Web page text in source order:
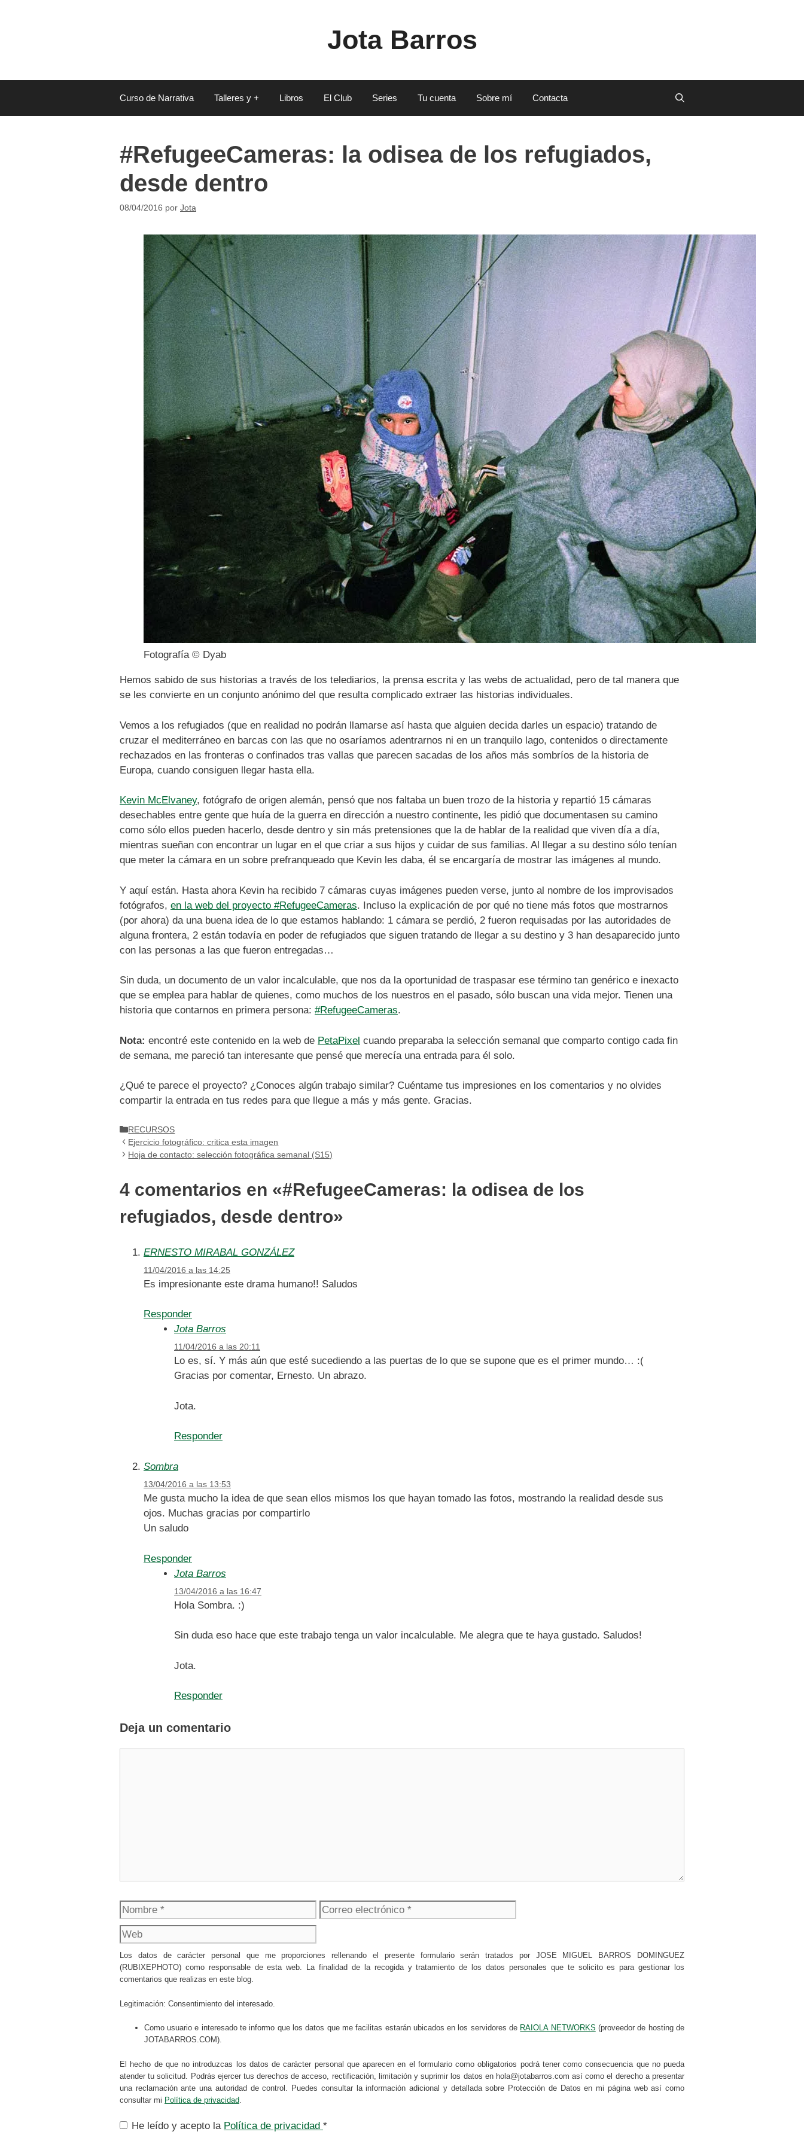
Jota Barros
Curso de Narrativa Talleres y + Libros El Club Series Tu cuenta Sobre mí Contacta
#RefugeeCameras: la odisea de los refugiados,
desde dentro
08/04/2016 por Jota
Fotografía © Dyab
Hemos sabido de sus historias a través de los telediarios, la prensa escrita y las webs de actualidad, pero de tal manera que
se les convierte en un conjunto anónimo del que resulta complicado extraer las historias individuales.
Vemos a los refugiados (que en realidad no podrán llamarse así hasta que alguien decida darles un espacio) tratando de
cruzar el mediterráneo en barcas con las que no osaríamos adentrarnos ni en un tranquilo lago, contenidos o directamente
rechazados en las fronteras o confinados tras vallas que parecen sacadas de los años más sombríos de la historia de
Europa, cuando consiguen llegar hasta ella.
Kevin McElvaney, fotógrafo de origen alemán, pensó que nos faltaba un buen trozo de la historia y repartió 15 cámaras
desechables entre gente que huía de la guerra en dirección a nuestro continente, les pidió que documentasen su camino
como sólo ellos pueden hacerlo, desde dentro y sin más pretensiones que la de hablar de la realidad que viven día a día,
mientras sueñan con encontrar un lugar en el que criar a sus hijos y cuidar de sus familias. Al llegar a su destino sólo tenían
que meter la cámara en un sobre prefranqueado que Kevin les daba, él se encargaría de mostrar las imágenes al mundo.
Y aquí están. Hasta ahora Kevin ha recibido 7 cámaras cuyas imágenes pueden verse, junto al nombre de los improvisados
fotógrafos, en la web del proyecto #RefugeeCameras. Incluso la explicación de por qué no tiene más fotos que mostrarnos
(por ahora) da una buena idea de lo que estamos hablando: 1 cámara se perdió, 2 fueron requisadas por las autoridades de
alguna frontera, 2 están todavía en poder de refugiados que siguen tratando de llegar a su destino y 3 han desaparecido junto
con las personas a las que fueron entregadas…
Sin duda, un documento de un valor incalculable, que nos da la oportunidad de traspasar ese término tan genérico e inexacto
que se emplea para hablar de quienes, como muchos de los nuestros en el pasado, sólo buscan una vida mejor. Tienen una
historia que contarnos en primera persona: #RefugeeCameras.
Nota: encontré este contenido en la web de PetaPixel cuando preparaba la selección semanal que comparto contigo cada fin
de semana, me pareció tan interesante que pensé que merecía una entrada para él solo.
¿Qué te parece el proyecto? ¿Conoces algún trabajo similar? Cuéntame tus impresiones en los comentarios y no olvides
compartir la entrada en tus redes para que llegue a más y más gente. Gracias.
Categorías
RECURSOS
Ejercicio fotográfico: critica esta imagen
Hoja de contacto: selección fotográfica semanal (S15)
4 comentarios en «#RefugeeCameras: la odisea de los
refugiados, desde dentro»
ERNESTO MIRABAL GONZÁLEZ
11/04/2016 a las 14:25
Es impresionante este drama humano!! Saludos
Responder
Jota Barros
11/04/2016 a las 20:11
Lo es, sí. Y más aún que esté sucediendo a las puertas de lo que se supone que es el primer mundo… :(
Gracias por comentar, Ernesto. Un abrazo.
Jota.
Responder
Sombra
13/04/2016 a las 13:53
Me gusta mucho la idea de que sean ellos mismos los que hayan tomado las fotos, mostrando la realidad desde sus
ojos. Muchas gracias por compartirlo
Un saludo
Responder
Jota Barros
13/04/2016 a las 16:47
Hola Sombra. :)
Sin duda eso hace que este trabajo tenga un valor incalculable. Me alegra que te haya gustado. Saludos!
Jota.
Responder
Deja un comentario
Nombre
Correo
electrónico
Los datos de carácter personal que me proporciones rellenando el presente formulario serán tratados por JOSE MIGUEL BARROS DOMINGUEZ
(RUBIXEPHOTO) como responsable de esta web. La finalidad de la recogida y tratamiento de los datos personales que te solicito es para gestionar los
comentarios que realizas en este blog.
Legitimación: Consentimiento del interesado.
Como usuario e interesado te informo que los datos que me facilitas estarán ubicados en los servidores de RAIOLA NETWORKS (proveedor de hosting de
JOTABARROS.COM).
El hecho de que no introduzcas los datos de carácter personal que aparecen en el formulario como obligatorios podrá tener como consecuencia que no pueda
atender tu solicitud. Podrás ejercer tus derechos de acceso, rectificación, limitación y suprimir los datos en hola@jotabarros.com así como el derecho a presentar
una reclamación ante una autoridad de control. Puedes consultar la información adicional y detallada sobre Protección de Datos en mi página web así como
consultar mi Política de privacidad
He leído y acepto la Política de privacidad *